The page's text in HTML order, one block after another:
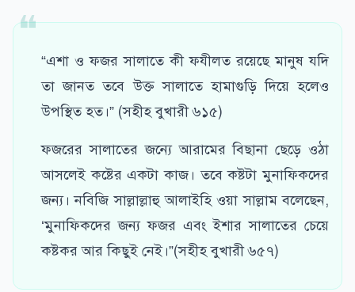
“এশা ও ফজর সালাতে কী ফযীলত রয়েছে মানুষ যদি
তা জানত তবে উক্ত সালাতে হামাগুড়ি দিয়ে হলেও
উপস্থিত হত।” (সহীহ বুখারী ৬১৫)
ফজরের সালাতের জন্যে আরামের বিছানা ছেড়ে ওঠা
আসলেই কষ্টের একটা কাজ। তবে কষ্টটা মুনাফিকদের
জন্য। নবিজি সাল্লাল্লাহু আলাইহি ওয়া সাল্লাম বলেছেন,
‘মুনাফিকদের জন্য ফজর এবং ইশার সালাতের চেয়ে
কষ্টকর আর কিছুই নেই।”(সহীহ বুখারী ৬৫৭)